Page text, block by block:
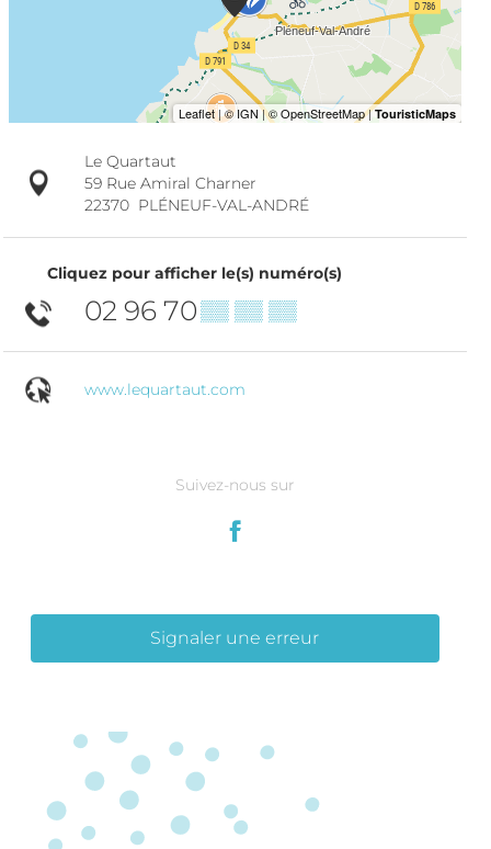
Le Quartaut
59 Rue Amiral Charner
22370 PLÉNEUF-VAL-ANDRÉ
Cliquez pour afficher le(s) numéro(s)
02 96 70▒▒ ▒▒ ▒▒
www.lequartaut.com
Suivez-nous sur
Signaler une erreur